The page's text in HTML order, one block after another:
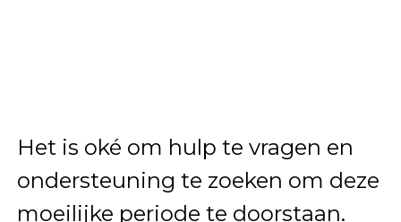
Het is oké om hulp te vragen en
ondersteuning te zoeken om deze
moeilijke periode te doorstaan.